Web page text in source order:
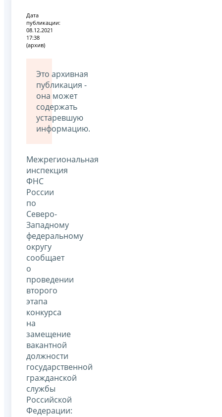
Дата
публикации:
08.12.2021
17:38
(архив)
Это архивная
публикация -
она может
содержать
устаревшую
информацию.
Межрегиональная
инспекция
ФНС
России
по
Северо-
Западному
федеральному
округу
сообщает
о
проведении
второго
этапа
конкурса
на
замещение
вакантной
должности
государственной
гражданской
службы
Российской
Федерации: